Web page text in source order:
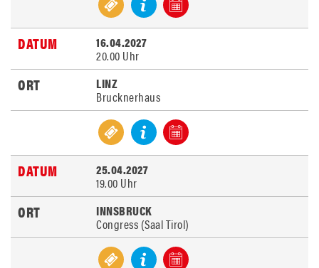
16.04.2027
20.00 Uhr
LINZ
Brucknerhaus
25.04.2027
19.00 Uhr
INNSBRUCK
Congress (Saal Tirol)